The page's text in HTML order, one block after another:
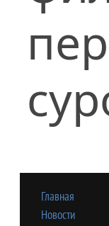
Главная
Новости